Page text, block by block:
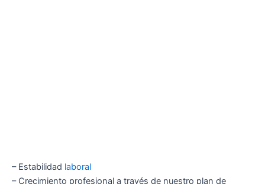
– Estabilidad laboral
– Crecimiento profesional a través de nuestro plan de